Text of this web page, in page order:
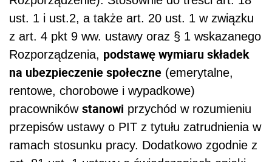
ust. 1 i ust.2, a także art. 20 ust. 1 w związku
z art. 4 pkt 9 ww. ustawy oraz § 1 wskazanego
Rozporządzenia, podstawę wymiaru składek
na ubezpieczenie społeczne (emerytalne,
rentowe, chorobowe i wypadkowe)
pracowników stanowi przychód w rozumieniu
przepisów ustawy o PIT z tytułu zatrudnienia w
ramach stosunku pracy. Dodatkowo zgodnie z